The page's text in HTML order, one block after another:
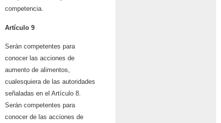
competencia.
Artículo 9
Serán competentes para
conocer las acciones de
aumento de alimentos,
cualesquiera de las autoridades
señaladas en el Artículo 8.
Serán competentes para
conocer de las acciones de